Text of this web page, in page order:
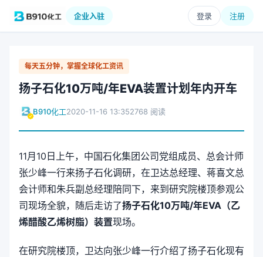
企业入驻 登录 注册
每天五分钟，掌握全球化工资讯
扬子石化10万吨/年EVA装置计划年内开车
B910化工2020-11-16 13:352768 阅读
11月10日上午，中国石化集团公司党组成员、总会计师
张少峰一行来扬子石化调研，在卫达总经理、蒋喜文总
会计师和朱兵副总经理陪同下，来到研究院楼顶参观公
司现场全貌，随后走访了扬子石化10万吨/年EVA（乙
烯醋酸乙烯树脂）装置现场。
在研究院楼顶，卫达向张少峰一行介绍了扬子石化现有